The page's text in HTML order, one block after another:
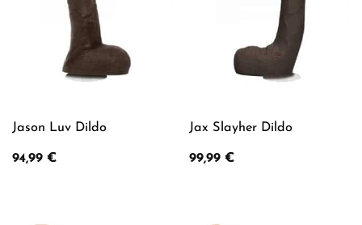
Jason Luv Dildo
94,99 €
Jax Slayher Dildo
99,99 €